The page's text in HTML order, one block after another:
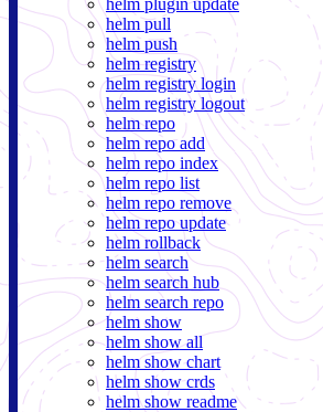
helm plugin update
helm pull
helm push
helm registry
helm registry login
helm registry logout
helm repo
helm repo add
helm repo index
helm repo list
helm repo remove
helm repo update
helm rollback
helm search
helm search hub
helm search repo
helm show
helm show all
helm show chart
helm show crds
helm show readme